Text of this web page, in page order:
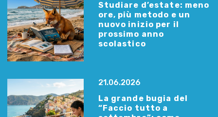
Studiare d’estate: meno
ore, più metodo e un
nuovo inizio per il
prossimo anno
scolastico
21.06.2026
La grande bugia del
“Faccio tutto a